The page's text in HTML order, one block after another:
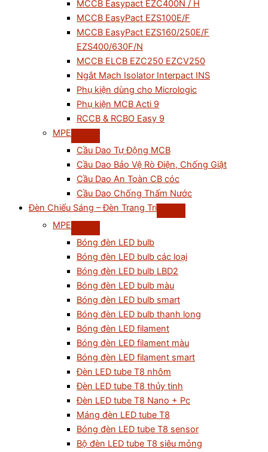
MCCB Easypact EZC400N / H
MCCB EasyPact EZS100E/F
MCCB EasyPact EZS160/250E/F
EZS400/630F/N
MCCB ELCB EZC250 EZCV250
Ngắt Mạch Isolator Interpact INS
Phụ kiện dùng cho Micrologic
Phụ kiện MCB Acti 9
RCCB & RCBO Easy 9
MPE
Cầu Dao Tự Động MCB
Cầu Dao Bảo Vệ Rò Điện, Chống Giật
Cầu Dao An Toàn CB cóc
Cầu Dao Chống Thấm Nước
Đèn Chiếu Sáng – Đèn Trang Trí
MPE
Bóng đèn LED bulb
Bóng đèn LED bulb các loại
Bóng đèn LED bulb LBD2
Bóng đèn LED bulb màu
Bóng đèn LED bulb smart
Bóng đèn LED bulb thanh long
Bóng đèn LED filament
Bóng đèn LED filament màu
Bóng đèn LED filament smart
Đèn LED tube T8 nhôm
Đèn LED tube T8 thủy tinh
Đèn LED tube T8 Nano + Pc
Máng đèn LED tube T8
Bóng đèn LED tube T8 sensor
Bộ đèn LED tube T8 siêu mỏng